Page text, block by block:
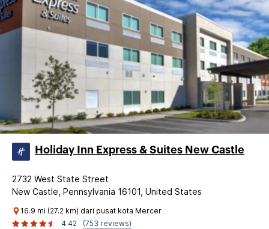
Holiday Inn Express & Suites New Castle
2732 West State Street
New Castle, Pennsylvania 16101, United States
16.9 mi (27.2 km) dari pusat kota Mercer
4.42
(753 reviews)